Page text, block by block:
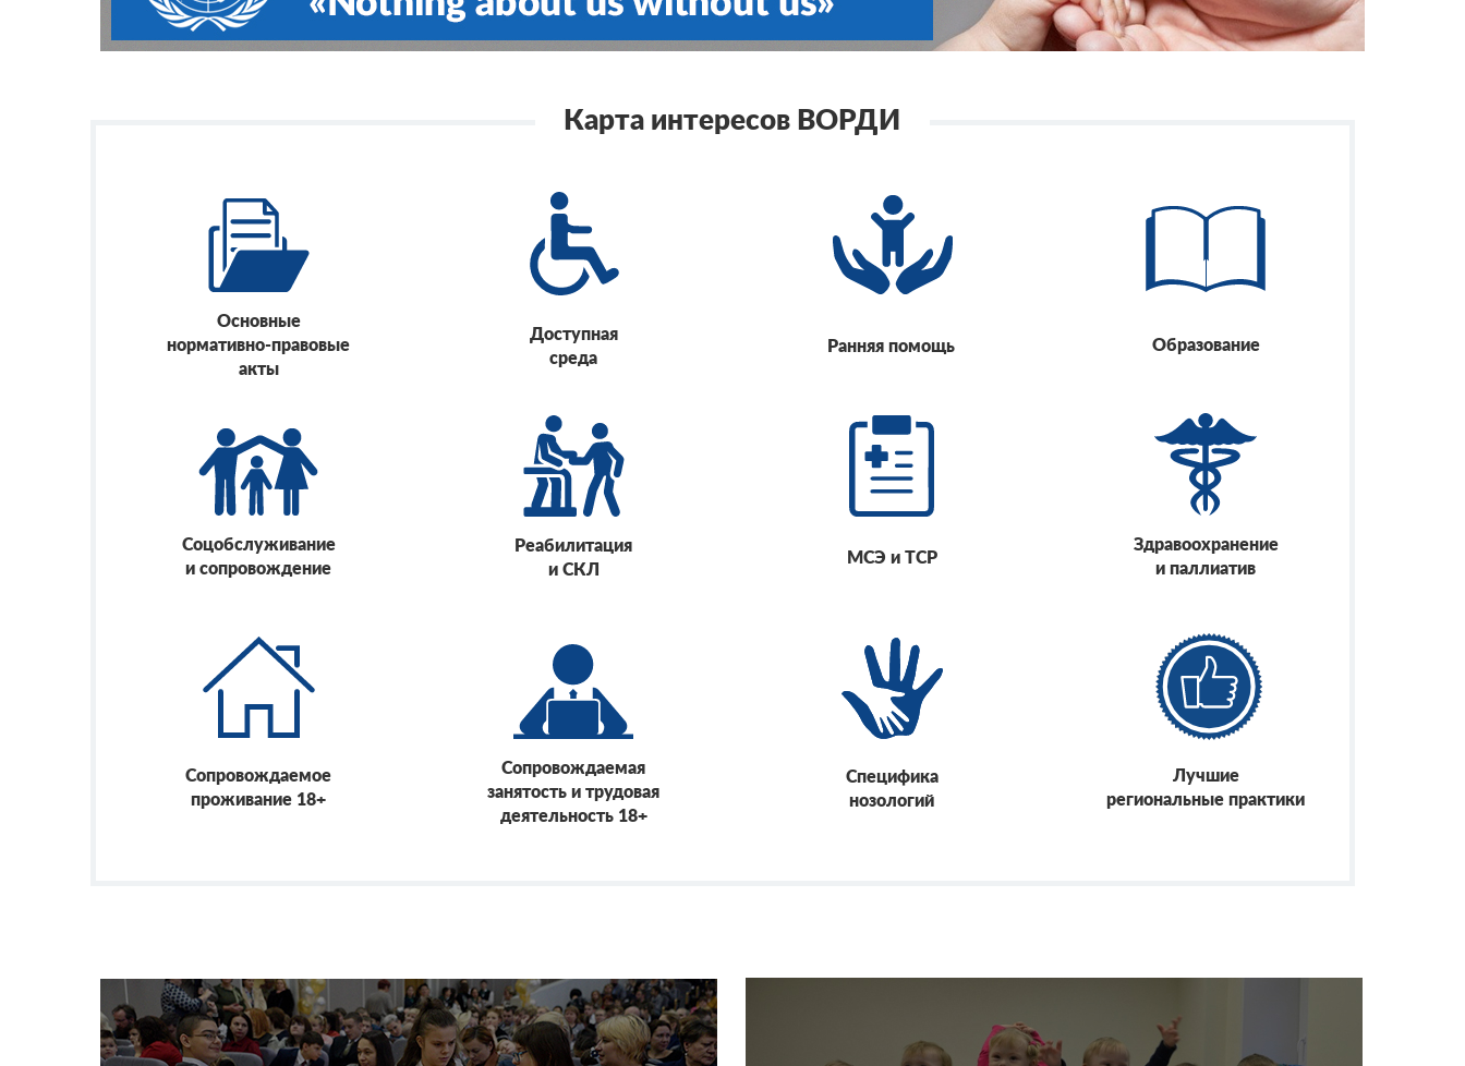
Основные
нормативно-правовые
акты
Доступная
среда
Ранняя помощь Образование
Карта интересов ВОРДИ
Соцобслуживание
и сопровождение
Реабилитация
и СКЛ
МСЭ и ТСР
Здравоохранение
и паллиатив
Сопровождаемое
проживание 18+
Сопровождаемая
занятость и трудовая
деятельность 18+
Специфика
нозологий
Лучшие
региональные практики